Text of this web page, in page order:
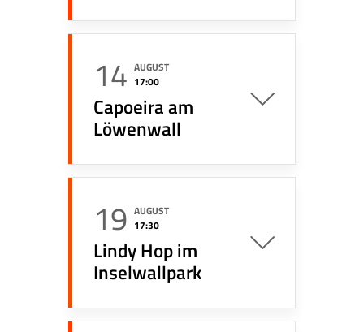
14 AUGUST
17:00
Capoeira am
Löwenwall
19 AUGUST
17:30
Lindy Hop im
Inselwallpark